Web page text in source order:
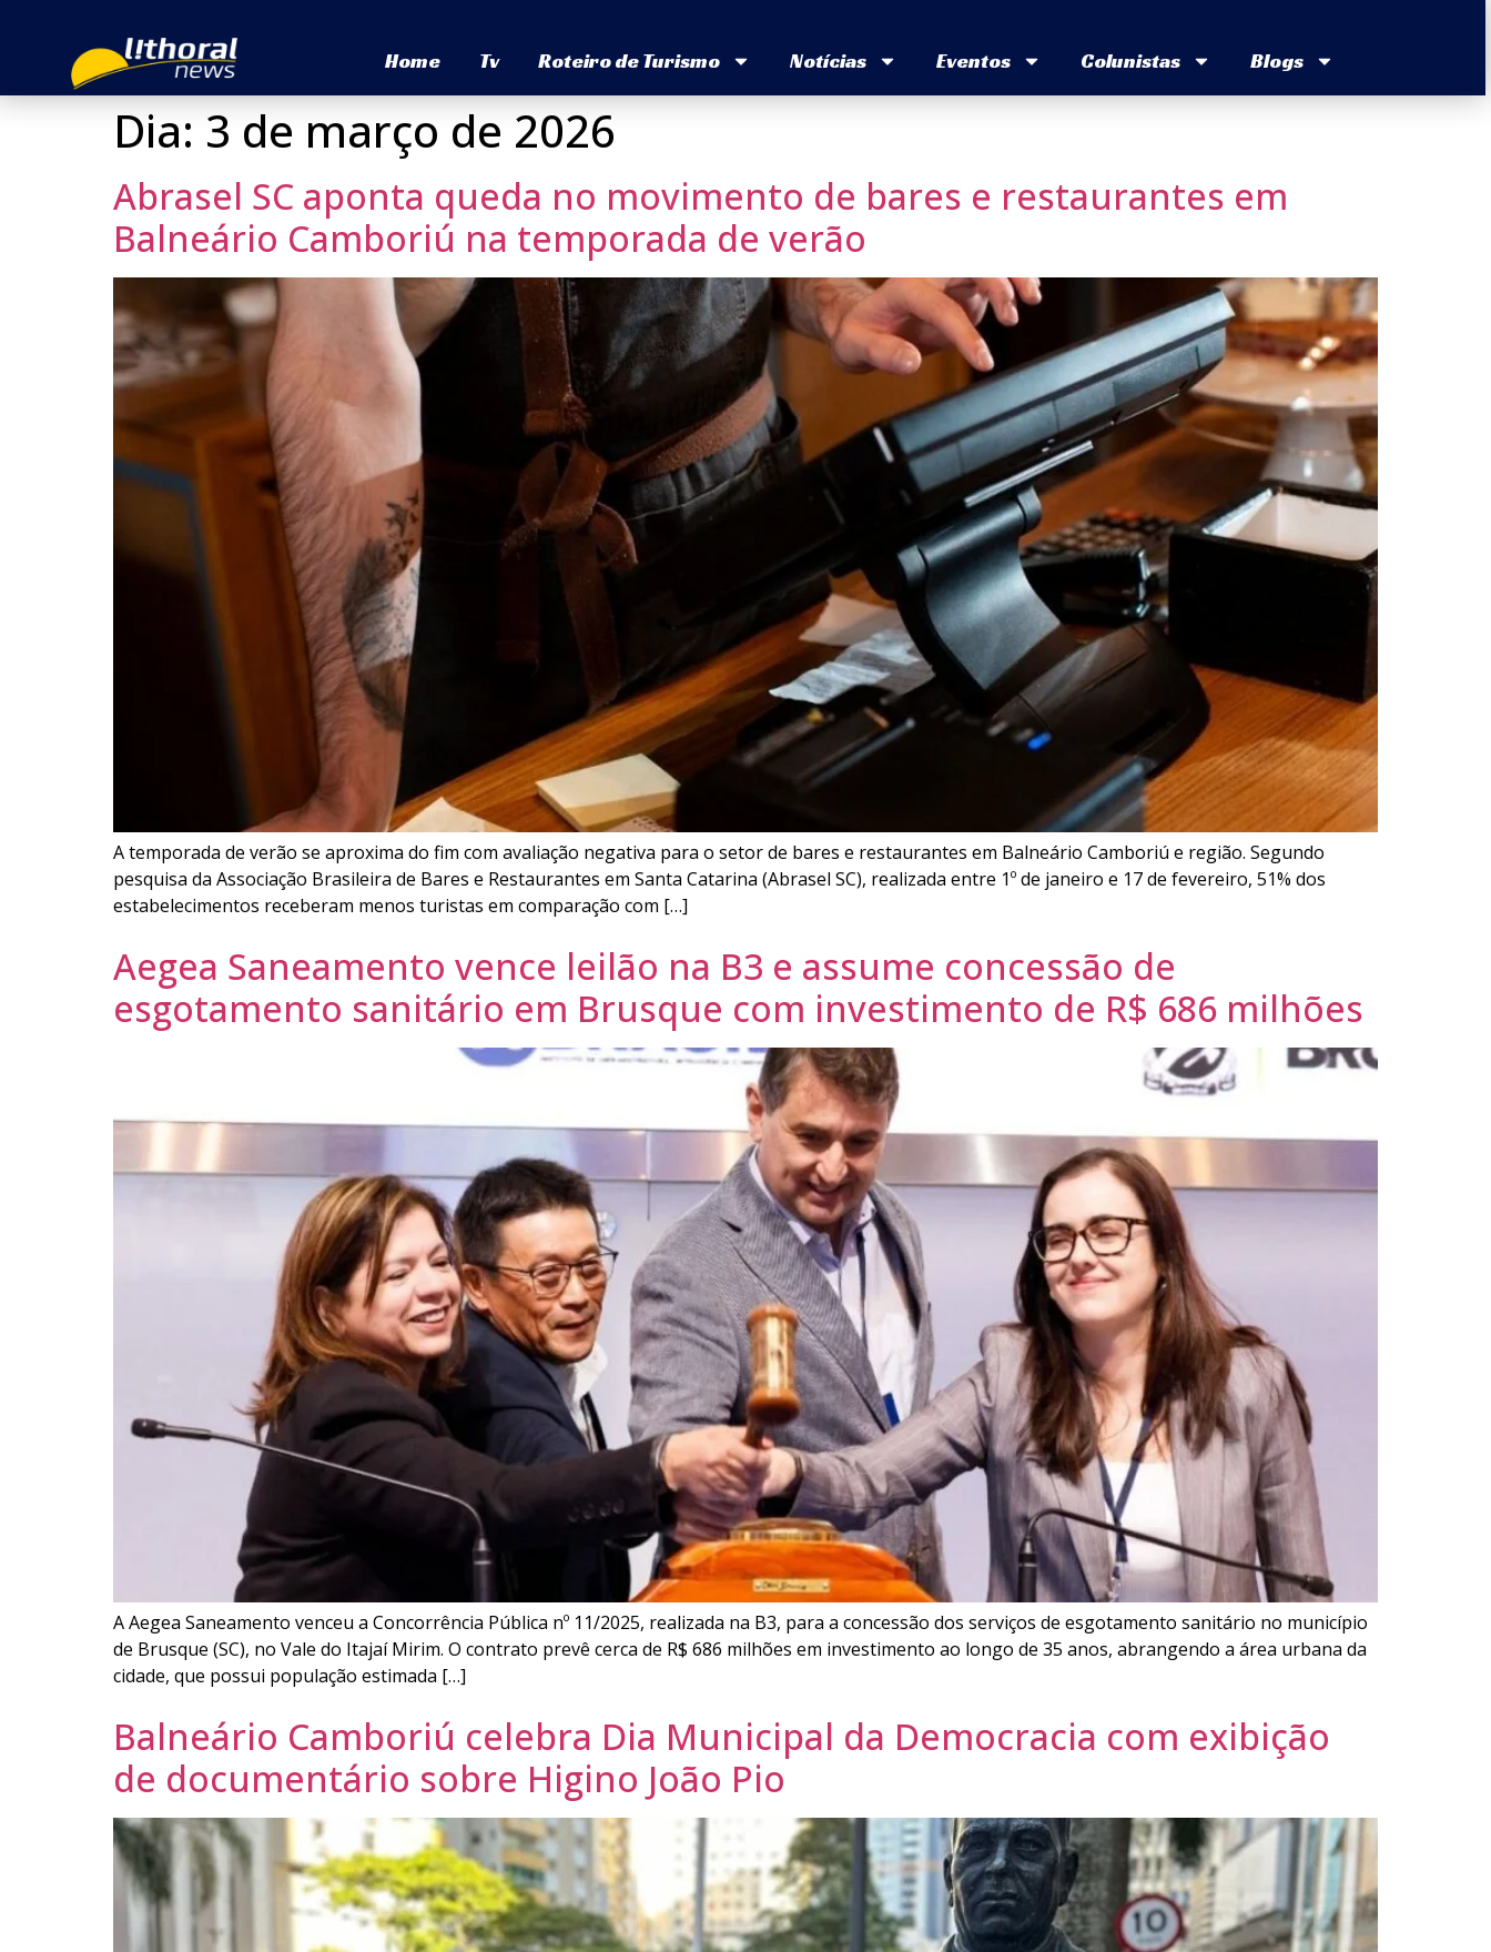
Home Tv Roteiro de Turismo Notícias Eventos Colunistas Blogs
Dia: 3 de março de 2026
Abrasel SC aponta queda no movimento de bares e restaurantes em
Balneário Camboriú na temporada de verão
A temporada de verão se aproxima do fim com avaliação negativa para o setor de bares e restaurantes em Balneário Camboriú e região. Segundo
pesquisa da Associação Brasileira de Bares e Restaurantes em Santa Catarina (Abrasel SC), realizada entre 1º de janeiro e 17 de fevereiro, 51% dos
estabelecimentos receberam menos turistas em comparação com […]
Aegea Saneamento vence leilão na B3 e assume concessão de
esgotamento sanitário em Brusque com investimento de R$ 686 milhões
A Aegea Saneamento venceu a Concorrência Pública nº 11/2025, realizada na B3, para a concessão dos serviços de esgotamento sanitário no município
de Brusque (SC), no Vale do Itajaí Mirim. O contrato prevê cerca de R$ 686 milhões em investimento ao longo de 35 anos, abrangendo a área urbana da
cidade, que possui população estimada […]
Balneário Camboriú celebra Dia Municipal da Democracia com exibição
de documentário sobre Higino João Pio